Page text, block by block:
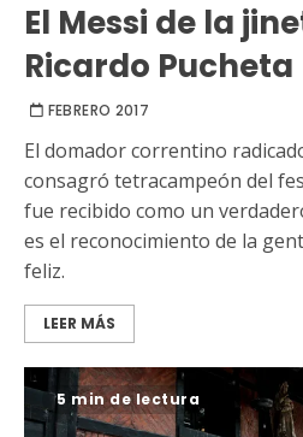
El Messi de la
Ricardo Pucheta
FEBRERO 2017
El domador correntino
consagró tetracampeón del
fue recibido como un
es el reconocimiento de la
feliz.
LEER MÁS
5 min de lectura